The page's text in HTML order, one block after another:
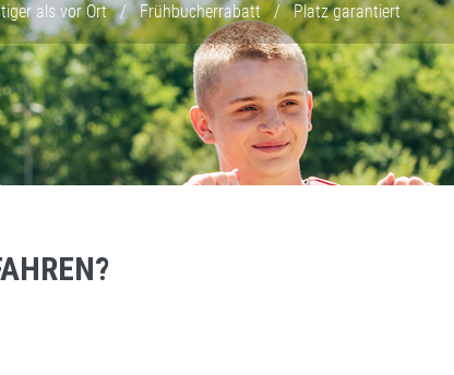
als vor Ort / Frühbucherrabatt / Platz garantiert